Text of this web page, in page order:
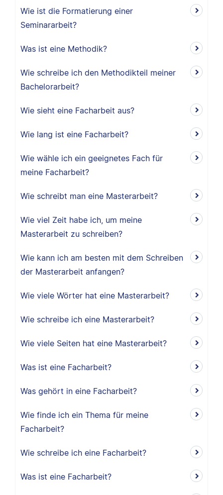
Wie ist die Formatierung einer
Seminararbeit?
Was ist eine Methodik?
Wie schreibe ich den Methodikteil meiner
Bachelorarbeit?
Wie sieht eine Facharbeit aus?
Wie lang ist eine Facharbeit?
Wie wähle ich ein geeignetes Fach für
meine Facharbeit?
Wie schreibt man eine Masterarbeit?
Wie viel Zeit habe ich, um meine
Masterarbeit zu schreiben?
Wie kann ich am besten mit dem Schreiben
der Masterarbeit anfangen?
Wie viele Wörter hat eine Masterarbeit?
Wie schreibe ich eine Masterarbeit?
Wie viele Seiten hat eine Masterarbeit?
Was ist eine Facharbeit?
Was gehört in eine Facharbeit?
Wie finde ich ein Thema für meine
Facharbeit?
Wie schreibe ich eine Facharbeit?
Was ist eine Facharbeit?